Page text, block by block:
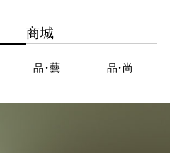
品·藝 品·尚
商城